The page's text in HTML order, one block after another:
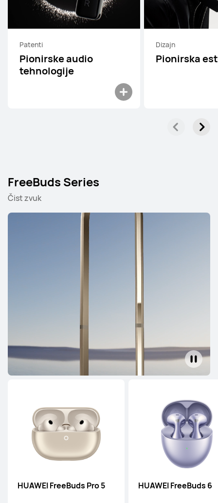
Patenti
Pionirske audio
tehnologije
Dizajn
Pionirska
FreeBuds Series
Čist zvuk
HUAWEI FreeBuds Pro 5 HUAWEI FreeBuds 6